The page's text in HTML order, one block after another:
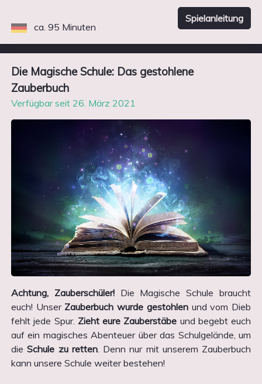
ca. 95 Minuten
Spielanleitung
Die Magische Schule: Das gestohlene
Zauberbuch
Verfügbar seit 26. März 2021
Achtung, Zauberschüler!Die Magische Schule braucht
euch! Unser Zauberbuch wurde gestohlenund vom Dieb
fehlt jede Spur. Zieht eure Zauberstäbe und begebt euch
auf ein magisches Abenteuer über das Schulgelände, um
dieSchule zu retten. Denn nur mit unserem Zauberbuch
kann unsere Schule weiter bestehen!